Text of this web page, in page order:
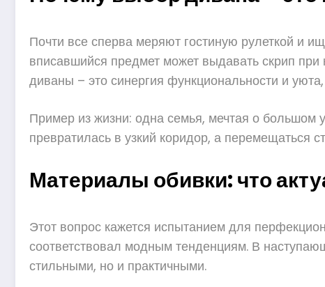
Почти все сперва меряют гостиную рулеткой и
вписавшийся предмет может выдавать скрип
диваны – это синергия функциональности и
Пример из жизни: одна семья, мечтая о большом
превратилась в узкий коридор, а перемещаться
Материалы обивки: что
Этот вопрос кажется испытанием для
соответствовал модным тенденциям. В
стильными, но и практичными.